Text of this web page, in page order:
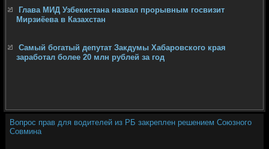
Глава МИД Узбекистана назвал прорывным госвизит
Мирзиёева в Казахстан
Самый богатый депутат Закдумы Хабаровского края
заработал более 20 млн рублей за год
Вопрос прав для водителей из РБ закреплен решением Союзного
Совмина